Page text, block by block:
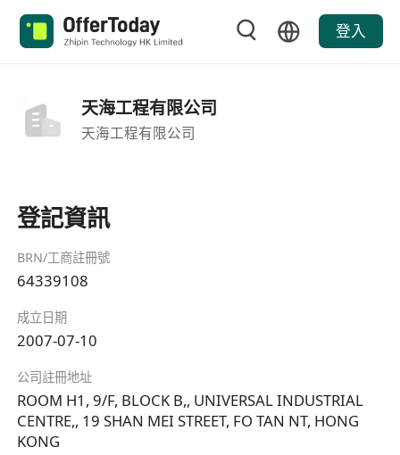
登入
天海工程有限公司
天海工程有限公司
登記資訊
BRN/工商註冊號
64339108
成立日期
2007-07-10
公司註冊地址
ROOM H1, 9/F, BLOCK B,, UNIVERSAL INDUSTRIAL
CENTRE,, 19 SHAN MEI STREET, FO TAN NT, HONG
KONG